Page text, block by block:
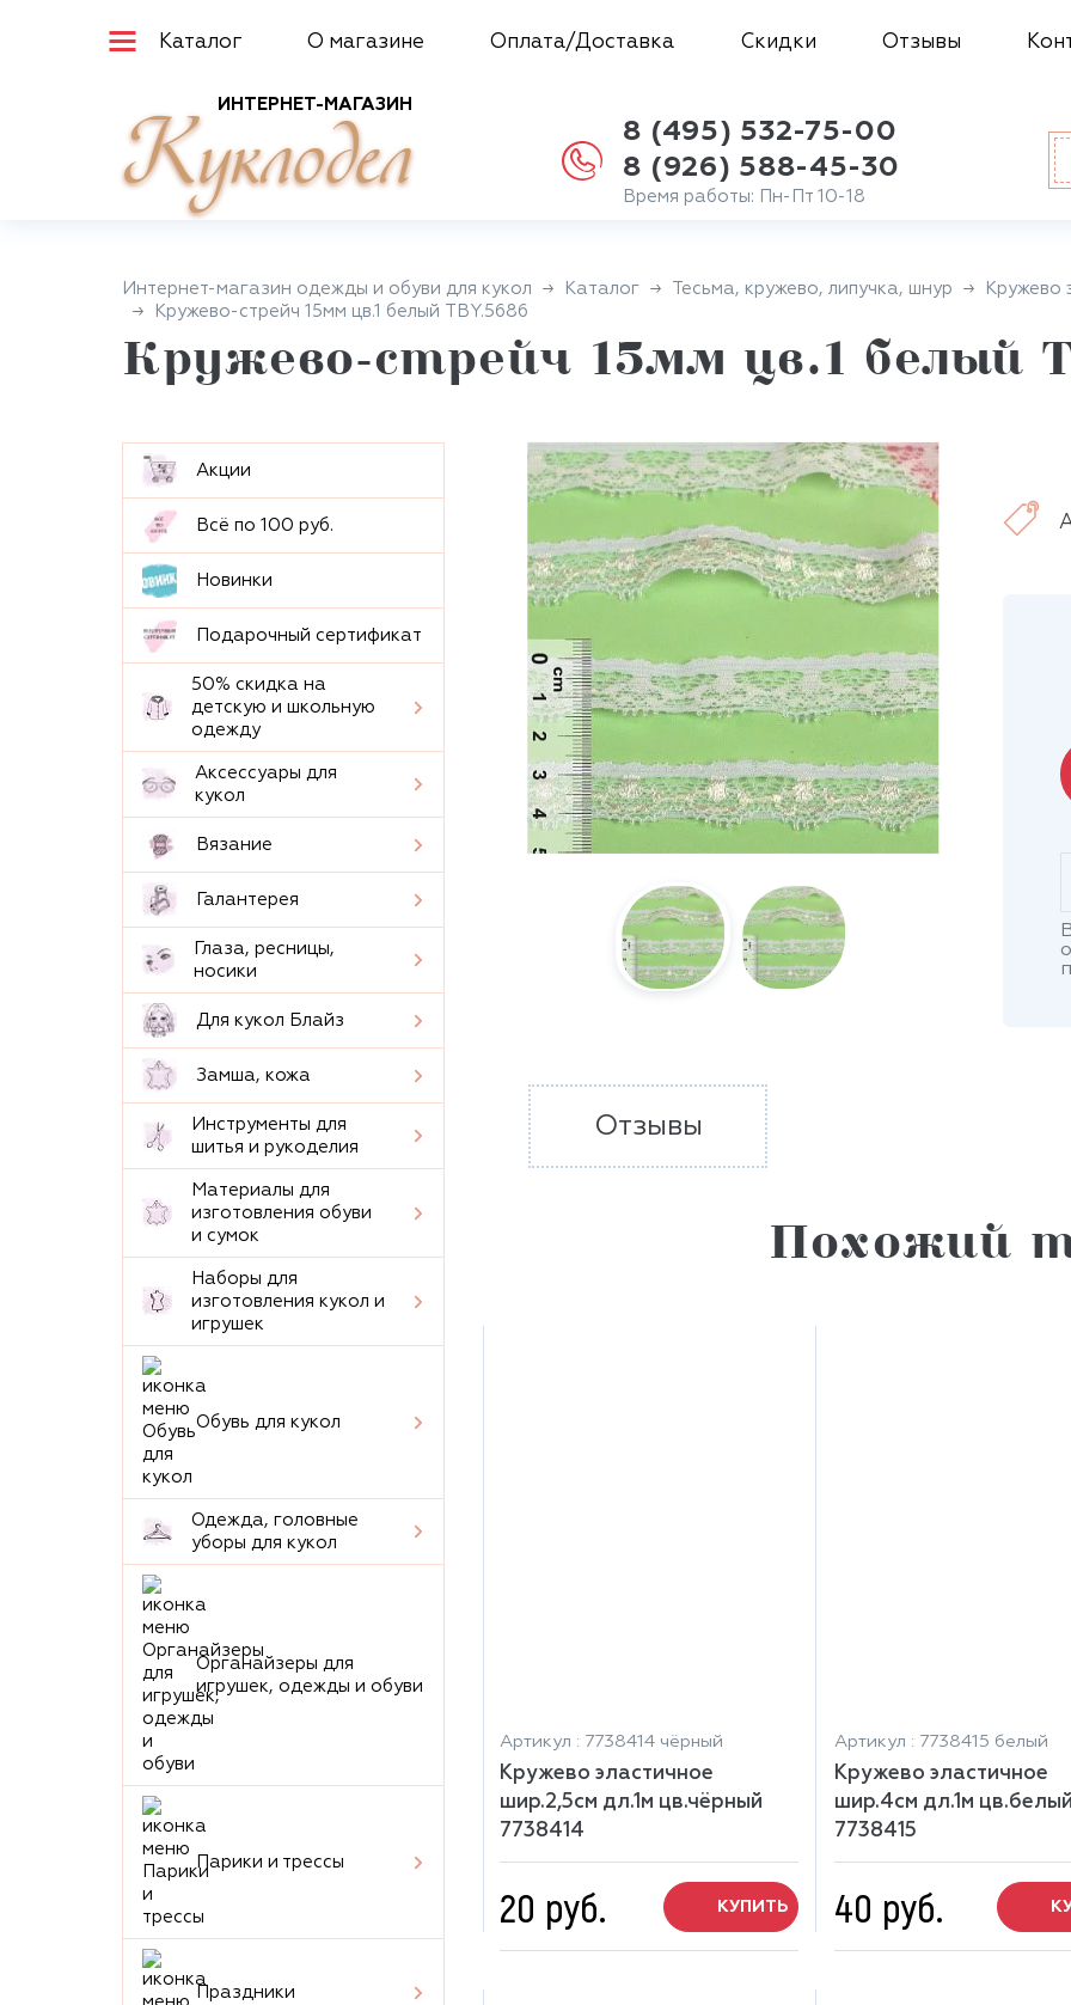
Каталог О магазине Оплата/Доставка Скидки Отзывы
ИНТЕРНЕТ-МАГАЗИН
Куклодел
8 (495) 532-75-00
8 (926) 588-45-30
Время работы: Пн-Пт 10-18
Интернет-магазин одежды и обуви для кукол Каталог Тесьма, кружево, липучка, шнур
Кружево
Кружево-стрейч 15мм цв.1 белый TBY.5686
Кружево-стрейч 15мм цв.1 белый
Отзывы
Похожий
Артикул : 7738414 чёрный
Кружево эластичное
шир.2,5см дл.1м цв.чёрный
7738414
20 руб. КУПИТЬ
Артикул : 7738415 белый
Кружево эластичное
шир.4см дл.1м
7738415
40 руб.
Aкции
Всё по 100 руб.
Новинки
Подарочный сертификат
50% скидка на
детскую и школьную
одежду
Аксессуары для
кукол
Вязание
Галантерея
Глаза, ресницы,
носики
Для кукол Блайз
Замша, кожа
Инструменты для
шитья и рукоделия
Материалы для
изготовления обуви
и сумок
Наборы для
изготовления кукол и
игрушек
Обувь для кукол
Одежда, головные
уборы для кукол
Органайзеры для
игрушек, одежды и обуви
Парики и трессы
Праздники